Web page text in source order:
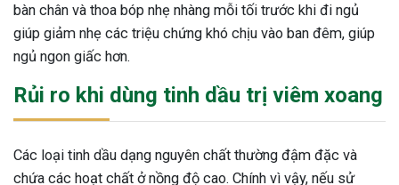
bàn chân và thoa bóp nhẹ nhàng mỗi tối trước khi đi ngủ
giúp giảm nhẹ các triệu chứng khó chịu vào ban đêm, giúp
ngủ ngon giấc hơn.
Rủi ro khi dùng tinh dầu trị viêm xoang
Các loại tinh dầu dạng nguyên chất thường đậm đặc và
chứa các hoạt chất ở nồng độ cao. Chính vì vậy, nếu sử